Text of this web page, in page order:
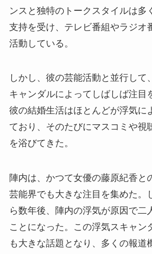
ンスと独特のトークスタイルは多
支持を受け、テレビ番組やラジオ
活動している。
しかし、彼の芸能活動と並行して
キャンダルによってしばしば注目
彼の結婚生活はほとんどが浮気に
ており、そのたびにマスコミや視
を浴びてきた。
陣内は、かつて女優の藤原紀香と
芸能界でも大きな注目を集めた。
ら数年後、陣内の浮気が原因で二
ことになった。この浮気スキャン
も大きな話題となり、多くの報道